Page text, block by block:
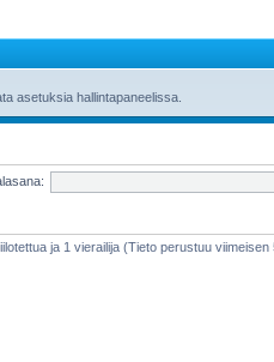
asetuksia hallintapaneelissa.
ja 1 vierailija (Tieto perustuu